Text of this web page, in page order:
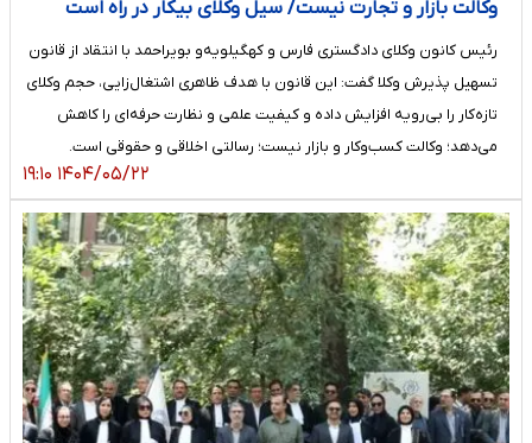
وکالت بازار و تجارت نیست/ سیل وکلای بیکار در راه است
رئیس کانون وکلای دادگستری فارس و کهگیلویه‌و بویراحمد با انتقاد از قانون
تسهیل پذیرش وکلا گفت: این قانون با هدف ظاهری اشتغال‌زایی، حجم وکلای
تازه‌کار را بی‌رویه افزایش داده و کیفیت علمی و نظارت حرفه‌ای را کاهش
می‌دهد؛ وکالت کسب‌وکار و بازار نیست؛ رسالتی اخلاقی و حقوقی است.
۱۴۰۴/۰۵/۲۲ ۱۹:۱۰